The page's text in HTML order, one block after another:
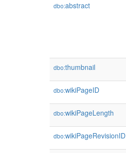
dbo:abstract
dbo:thumbnail
dbo:wikiPageID
dbo:wikiPageLength
dbo:wikiPageRevisionID